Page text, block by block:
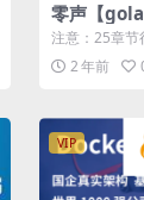
零声【
（Go语言/
k8s）
注意：25章节
版，介意勿下
2 年前
VIP